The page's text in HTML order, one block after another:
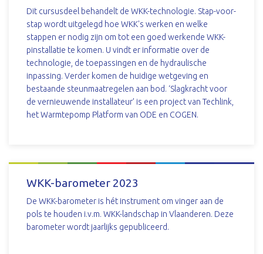
Dit cursusdeel behandelt de WKK-technologie. Stap-voor-
stap wordt uitgelegd hoe WKK's werken en welke
stappen er nodig zijn om tot een goed werkende WKK-
pinstallatie te komen. U vindt er informatie over de
technologie, de toepassingen en de hydraulische
inpassing. Verder komen de huidige wetgeving en
bestaande steunmaatregelen aan bod. ‘Slagkracht voor
de vernieuwende installateur’ is een project van Techlink,
het Warmtepomp Platform van ODE en COGEN.
DOWNLOAD
WKK-barometer 2023
De WKK-barometer is hét instrument om vinger aan de
pols te houden i.v.m. WKK-landschap in Vlaanderen. Deze
barometer wordt jaarlijks gepubliceerd.